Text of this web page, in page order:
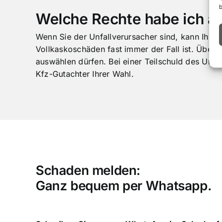
Welche Rechte habe ich
Wenn Sie der Unfallverursacher sind, kann Ihre
Vollkaskoschäden fast immer der Fall ist.
auswählen dürfen. Bei einer Teilschuld des
Kfz-Gutachter Ihrer Wahl.
Schaden melden:
Ganz bequem per Whatsapp.